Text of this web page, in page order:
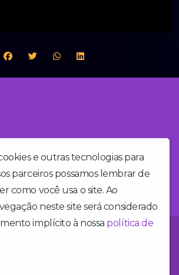
e outras tecnologias para
parceiros possamos lembrar de
como você usa o site. Ao
neste site será considerado
implícito à nossa política de
Alegria FM, a rádio mais alegre do Brasil!